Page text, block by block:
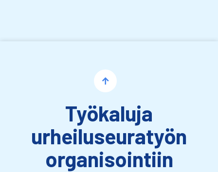
Työkaluja
urheiluseuratyön
organisointiin